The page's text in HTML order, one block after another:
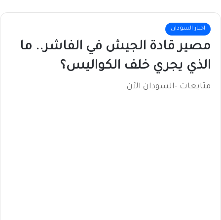
اخبار السودان
مصير قادة الجيش في الفاشر.. ما
الذي يجري خلف الكواليس؟
متابعات -السودان الآن